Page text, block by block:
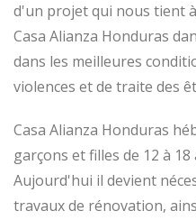
d'un projet qui nous tient
Casa Alianza Honduras
dans les meilleures
violences et de traite des
Casa Alianza Honduras
garçons et filles de 12 à
Aujourd'hui il devient
travaux de rénovation,